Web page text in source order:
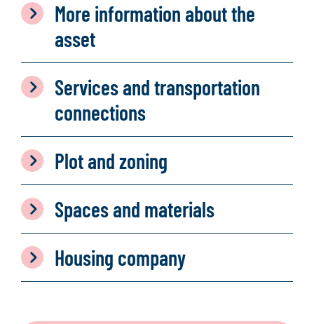
More information about the
asset
Services and transportation
connections
Plot and zoning
Spaces and materials
Housing company